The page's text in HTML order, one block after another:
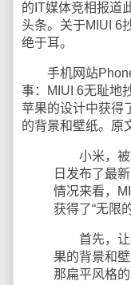
的IT媒体竞相报道
头条。关于MIUI 6
绝于耳。
手机网站
事：MIUI 6无耻地
苹果的设计中获
的背景和壁纸。原
小米，被
日发布了最
情况来看，
获得了“无限
首先，让
果的背景和
那扁平风格